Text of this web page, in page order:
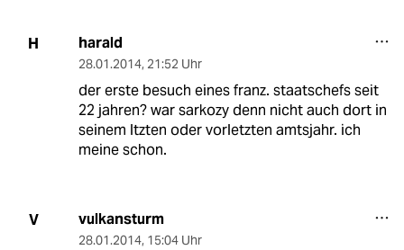
H harald
28.01.2014, 21:52 Uhr
der erste besuch eines franz. staatschefs seit
22 jahren? war sarkozy denn nicht auch dort in
seinem ltzten oder vorletzten amtsjahr. ich
meine schon.
V vulkansturm
28.01.2014, 15:04 Uhr